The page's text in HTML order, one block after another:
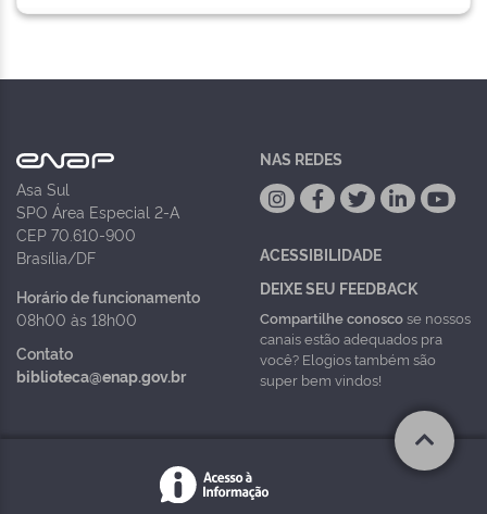
Asa Sul
SPO Área Especial 2-A
CEP 70.610-900
Brasília/DF
Horário de funcionamento
08h00 às 18h00
Contato
biblioteca@enap.gov.br
NAS REDES
ACESSIBILIDADE
DEIXE SEU FEEDBACK
Compartilhe conoscose nossos
canais estão adequados pra
você? Elogios também são
super bem vindos!